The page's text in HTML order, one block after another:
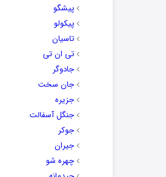
پیشگو
پیکولو
تاسیان
تی ان تی
جادوگر
جان سخت
جزیره
جنگل آسفالت
جوکر
جیران
چهره شو